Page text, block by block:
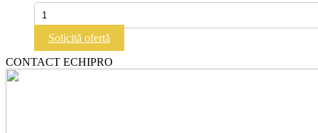
cu
om
bord
Cantitate
COMAC
INNOVA
75B/M
CB
|
Solicită ofertă
CONTACT ECHIPRO